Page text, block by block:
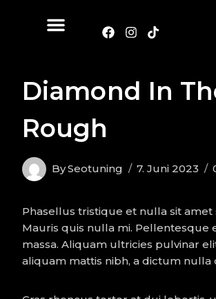
Diamond In
Rough
BySeotuning 7. Juni 2023
Phasellus tristique et nulla sit amet
Mauris quis nulla mi. Pellentesque
massa. Aliquam ultricies pulvinar
aliquam mattis nibh, a dictum nulla